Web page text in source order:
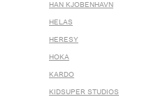
HAN KJOBENHAVN
HELAS
HERESY
HOKA
KARDO
KIDSUPER STUDIOS